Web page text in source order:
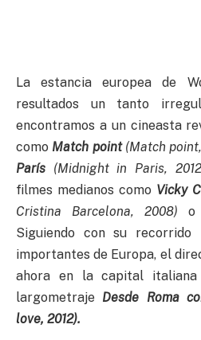
La estancia europea de
resultados un tanto
encontramos a un cineasta
como Match point (Match
París (Midnight in Paris,
filmes medianos como Vicky
Cristina Barcelona, 2008) o
Siguiendo con su recorrido
importantes de Europa, el
ahora en la capital
largometraje Desde Roma
love, 2012).